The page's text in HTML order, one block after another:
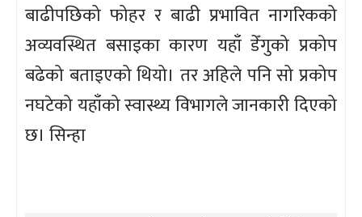
बाढीपछिको फोहर र बाढी प्रभावित नागरिकको
अव्यवस्थित बसाइका कारण यहाँ डेँगुको प्रकोप
बढेको बताइएको थियो। तर अहिले पनि सो प्रकोप
नघटेको यहाँको स्वास्थ्य विभागले जानकारी दिएको
छ। सिन्हा